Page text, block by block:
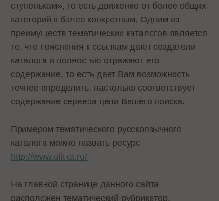
ступенькам», то есть движение от более общих
категорий к более конкретным. Одним из
преимуществ тематических каталогов является
то, что пояснения к ссылкам дают создатели
каталога и полностью отражают его
содержание, то есть дает Вам возможность
точнее определить, насколько соответствует
содержание сервера цели Вашего поиска.
Примером тематического русскоязычного
каталога можно назвать ресурс
http://www.ulitka.ru/.
На главной странице данного сайта
расположен тематический рубрикатор,